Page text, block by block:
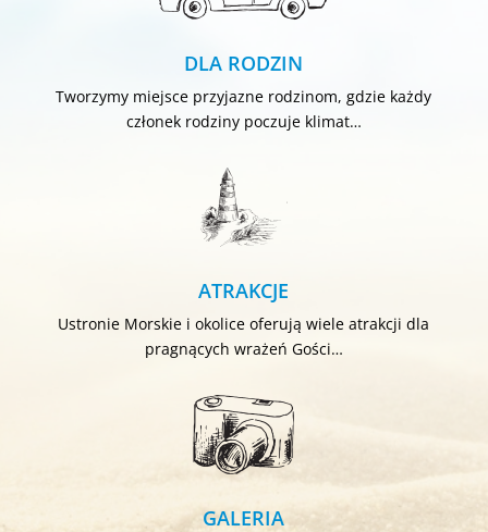
DLA RODZIN
Tworzymy miejsce przyjazne rodzinom, gdzie każdy
członek rodziny poczuje klimat…
ATRAKCJE
Ustronie Morskie i okolice oferują wiele atrakcji dla
pragnących wrażeń Gości…
GALERIA